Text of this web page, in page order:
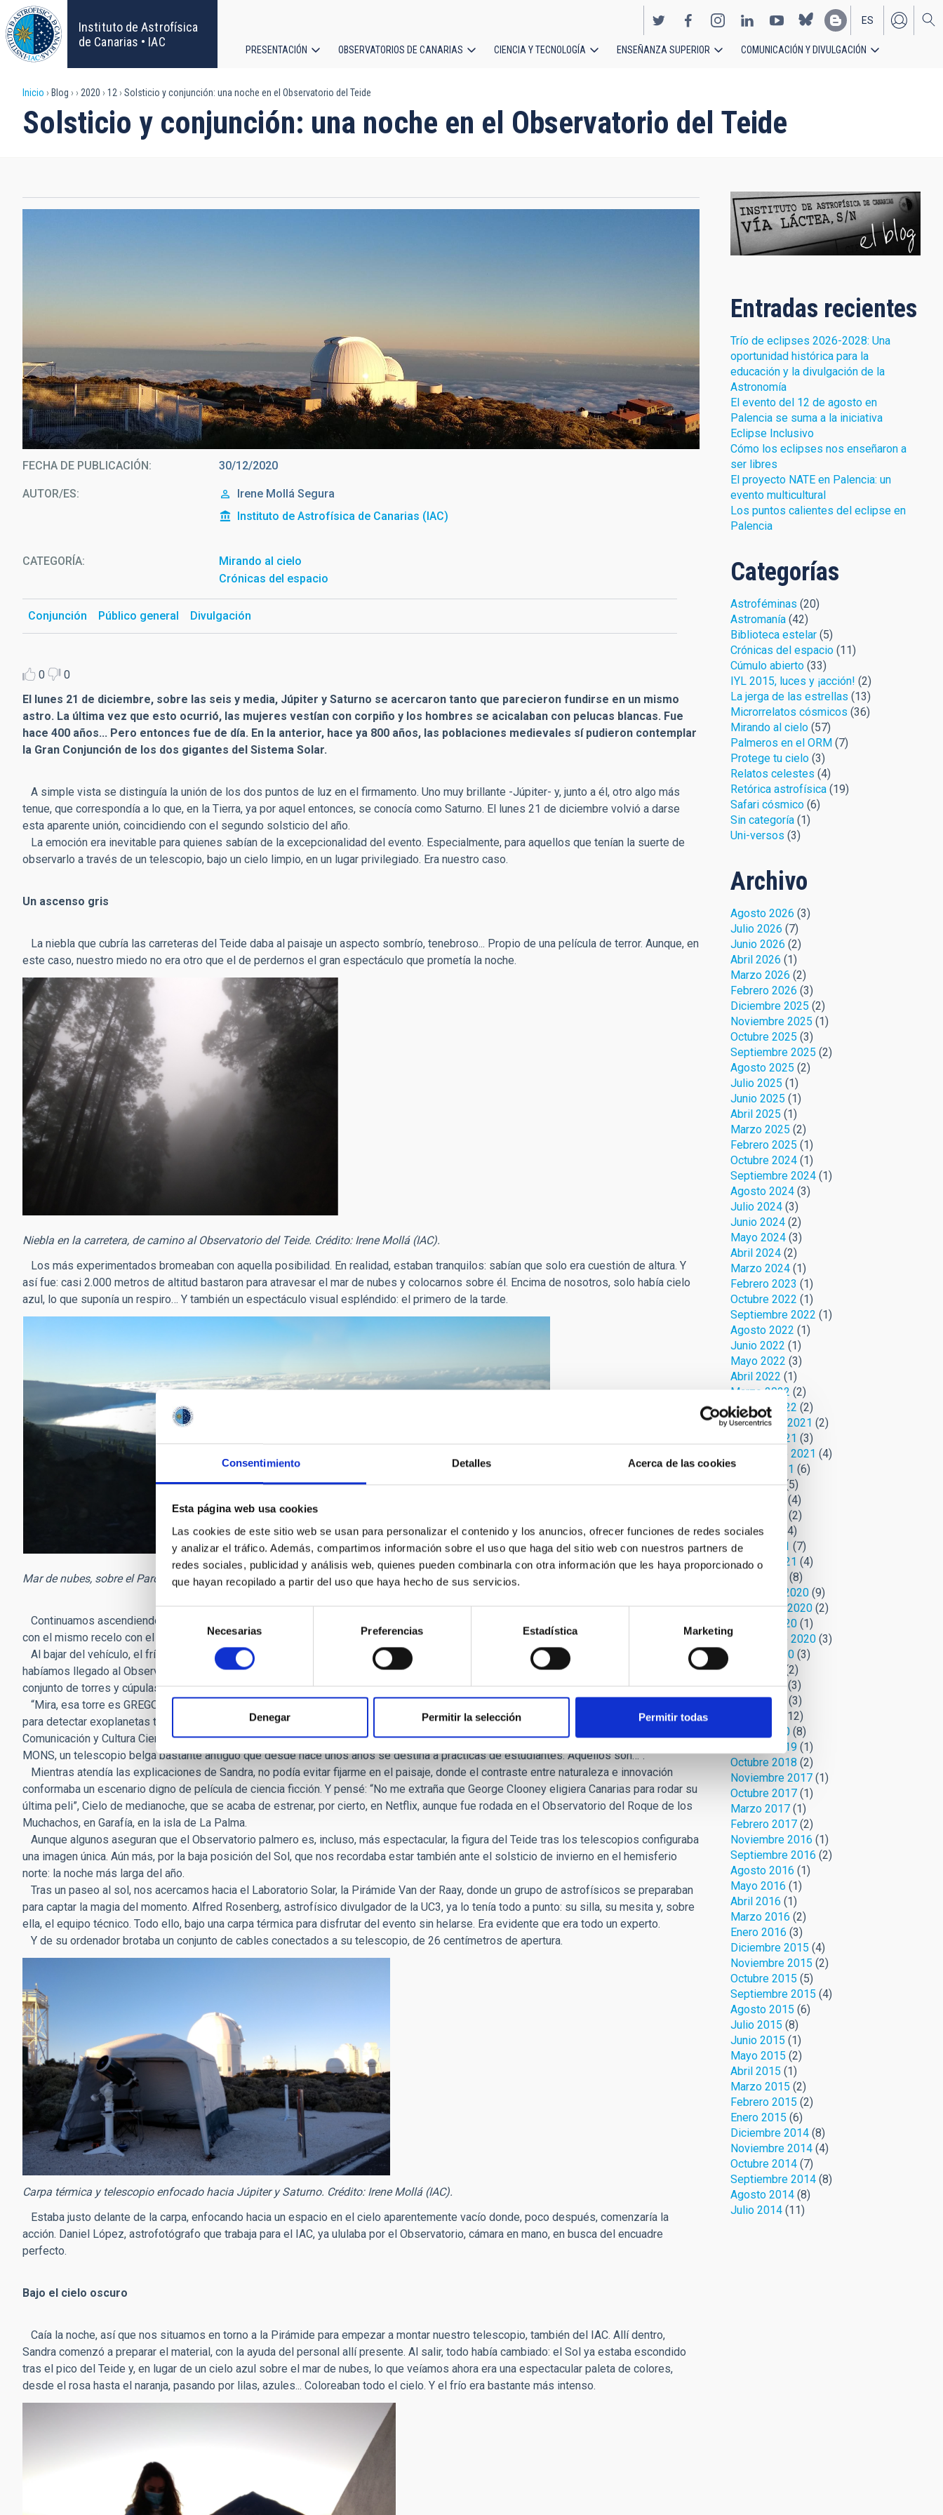
Consentimiento Detalles Acerca de las cookies
Esta página web usa cookies
Las cookies de este sitio web se usan para personalizar el contenido y los anuncios, ofrecer funciones de redes sociales
y analizar el tráfico. Además, compartimos información sobre el uso que haga del sitio web con nuestros partners de
redes sociales, publicidad y análisis web, quienes pueden combinarla con otra información que les haya proporcionado o
que hayan recopilado a partir del uso que haya hecho de sus servicios.
consentimiento
Necesarias Preferencias Estadística Marketing
Denegar Permitir la selección Permitir todas
Pasar
al
contenido
principal
Instituto de Astrofísica
de Canarias • IAC
EN
ES
principal
PRESENTACIÓN OBSERVATORIOS DE CANARIAS CIENCIA Y TECNOLOGÍA ENSEÑANZA SUPERIOR COMUNICACIÓN Y DIVULGACIÓN
Sobrescribir
enlaces
ayuda
Inicio Blog 2020 12 Solsticio y conjunción: una noche en el Observatorio del Teide
Solsticio y conjunción: una noche en el Observatorio del Teide
El telescopio ARTEMIS, en primer plano, y el telescopio IAC-80, al fondo, en el Observatorio del Teide (Tenerife). Crédito: Irene Mollá (IAC).
FECHA DE PUBLICACIÓN 30/12/2020
AUTOR/ES
Irene Mollá Segura
Instituto de Astrofísica de Canarias (IAC)
CATEGORÍA
Mirando al cielo
Crónicas del espacio
Conjunción Público general Divulgación
0
0
El lunes 21 de diciembre, sobre las seis y media, Júpiter y Saturno se acercaron tanto que parecieron fundirse en un mismo
astro. La última vez que esto ocurrió, las mujeres vestían con corpiño y los hombres se acicalaban con pelucas blancas. Fue
hace 400 años... Pero entonces fue de día. En la anterior, hace ya 800 años, las poblaciones medievales sí pudieron contemplar
la Gran Conjunción de los dos gigantes del Sistema Solar.
A simple vista se distinguía la unión de los dos puntos de luz en el firmamento. Uno muy brillante -Júpiter- y, junto a él, otro algo más
tenue, que correspondía a lo que, en la Tierra, ya por aquel entonces, se conocía como Saturno. El lunes 21 de diciembre volvió a darse
esta aparente unión, coincidiendo con el segundo solsticio del año.
La emoción era inevitable para quienes sabían de la excepcionalidad del evento. Especialmente, para aquellos que tenían la suerte de
observarlo a través de un telescopio, bajo un cielo limpio, en un lugar privilegiado. Era nuestro caso.
Un ascenso gris
La niebla que cubría las carreteras del Teide daba al paisaje un aspecto sombrío, tenebroso... Propio de una película de terror. Aunque, en
este caso, nuestro miedo no era otro que el de perdernos el gran espectáculo que prometía la noche.
Niebla en la carretera, de camino al Observatorio del Teide. Crédito: Irene Mollá (IAC).
Los más experimentados bromeaban con aquella posibilidad. En realidad, estaban tranquilos: sabían que solo era cuestión de altura. Y
así fue: casi 2.000 metros de altitud bastaron para atravesar el mar de nubes y colocarnos sobre él. Encima de nosotros, solo había cielo
azul, lo que suponía un respiro… Y también un espectáculo visual espléndido: el primero de la tarde.
Mar de nubes, sobre el Parque Nacional de las Cañadas del Teide. Crédito: Irene Mollá (IAC).
Continuamos ascendiendo. A medida que subíamos, las temperaturas bajaban de grado en grado, algo que veía en la pantalla del coche,
con el mismo recelo con el que se mira cómo sube poco a poco el contador del taxi. En este caso, en sentido descendente.
Al bajar del vehículo, el frío golpeó mis mejillas con más fuerza de lo esperado. Ese frío, junto con un ligero mareo, nos indicaba que
habíamos llegado al Observatorio del Teide. El paisaje lo corroboraba: una gran extensión de terreno pedregoso en el que se alzaba un
conjunto de torres y cúpulas blancas, que parecían brotar de la propia tierra.
“Mira, esa torre es GREGOR, un telescopio alemán para Física Solar; aquel es Themis, también solar; y ese es Artemis, que se utiliza
para detectar exoplanetas transitando estrellas cercanas”, explicaba Sandra Benítez, astrofísica divulgadora de la Unidad de
Comunicación y Cultura Científica (UC3) del Instituto de Astrofísica de Canarias (IAC) y, aquella noche, compañera de excursión. “Este es el
MONS, un telescopio belga bastante antiguo que desde hace unos años se destina a prácticas de estudiantes. Aquellos son…”.
Mientras atendía las explicaciones de Sandra, no podía evitar fijarme en el paisaje, donde el contraste entre naturaleza e innovación
conformaba un escenario digno de película de ciencia ficción. Y pensé: “No me extraña que George Clooney eligiera Canarias para rodar su
última peli”, Cielo de medianoche, que se acaba de estrenar, por cierto, en Netflix, aunque fue rodada en el Observatorio del Roque de los
Muchachos, en Garafía, en la isla de La Palma.
Aunque algunos aseguran que el Observatorio palmero es, incluso, más espectacular, la figura del Teide tras los telescopios configuraba
una imagen única. Aún más, por la baja posición del Sol, que nos recordaba estar también ante el solsticio de invierno en el hemisferio
norte: la noche más larga del año.
Tras un paseo al sol, nos acercamos hacia el Laboratorio Solar, la Pirámide Van der Raay, donde un grupo de astrofísicos se preparaban
para captar la magia del momento. Alfred Rosenberg, astrofísico divulgador de la UC3, ya lo tenía todo a punto: su silla, su mesita y, sobre
ella, el equipo técnico. Todo ello, bajo una carpa térmica para disfrutar del evento sin helarse. Era evidente que era todo un experto.
Y de su ordenador brotaba un conjunto de cables conectados a su telescopio, de 26 centímetros de apertura.
Carpa térmica y telescopio enfocado hacia Júpiter y Saturno. Crédito: Irene Mollá (IAC).
Estaba justo delante de la carpa, enfocando hacia un espacio en el cielo aparentemente vacío donde, poco después, comenzaría la
acción. Daniel López, astrofotógrafo que trabaja para el IAC, ya ululaba por el Observatorio, cámara en mano, en busca del encuadre
perfecto.
Bajo el cielo oscuro
Caía la noche, así que nos situamos en torno a la Pirámide para empezar a montar nuestro telescopio, también del IAC. Allí dentro,
Sandra comenzó a preparar el material, con la ayuda del personal allí presente. Al salir, todo había cambiado: el Sol ya estaba escondido
tras el pico del Teide y, en lugar de un cielo azul sobre el mar de nubes, lo que veíamos ahora era una espectacular paleta de colores,
desde el rosa hasta el naranja, pasando por lilas, azules... Coloreaban todo el cielo. Y el frío era bastante más intenso.
Entradas recientes
Trío de eclipses 2026-2028: Una
oportunidad histórica para la
educación y la divulgación de la
Astronomía
El evento del 12 de agosto en
Palencia se suma a la iniciativa
Eclipse Inclusivo
Cómo los eclipses nos enseñaron a
ser libres
El proyecto NATE en Palencia: un
evento multicultural
Los puntos calientes del eclipse en
Palencia
Categorías
Astroféminas (20)
Astromanía(42)
Biblioteca estelar(5)
Crónicas del espacio(11)
Cúmulo abierto(33)
IYL 2015, luces y ¡acción! (2)
La jerga de las estrellas (13)
Microrrelatos cósmicos (36)
Mirando al cielo(57)
Palmeros en el ORM(7)
Protege tu cielo(3)
Relatos celestes (4)
Retórica astrofísica(19)
Safari cósmico(6)
Sin categoría(1)
Uni-versos (3)
Archivo
Agosto 2026 (3)
Julio 2026 (7)
Junio 2026 (2)
Abril 2026 (1)
Marzo 2026 (2)
Febrero 2026 (3)
Diciembre 2025 (2)
Noviembre 2025 (1)
Octubre 2025 (3)
Septiembre 2025 (2)
Agosto 2025 (2)
Julio 2025 (1)
Junio 2025 (1)
Abril 2025 (1)
Marzo 2025 (2)
Febrero 2025 (1)
Octubre 2024(1)
Septiembre 2024(1)
Agosto 2024(3)
Julio 2024(3)
Junio 2024(2)
Mayo 2024(3)
Abril 2024(2)
Marzo 2024(1)
Febrero 2023 (1)
Octubre 2022 (1)
Septiembre 2022 (1)
Agosto 2022 (1)
Junio 2022 (1)
Mayo 2022 (3)
Abril 2022 (1)
Marzo 2022 (2)
Febrero 2022 (2)
Noviembre 2021 (2)
Octubre 2021 (3)
Septiembre 2021 (4)
Agosto 2021 (6)
Julio 2021(5)
(4)
(2)
Abril 2021
(4)
Marzo 2021 (7)
Febrero 2021 (4)
(8)
Diciembre 2020(9)
Noviembre 2020(2)
Octubre 2020(1)
Septiembre 2020(3)
Agosto 2020(3)
(2)
Junio 2020(3)
Mayo 2020
(3)
(12)
Marzo 2020(8)
Febrero 2019(1)
Octubre 2018 (2)
Noviembre 2017(1)
Octubre 2017(1)
Marzo 2017(1)
Febrero 2017(2)
Noviembre 2016 (1)
Septiembre 2016 (2)
Agosto 2016 (1)
Mayo 2016 (1)
Abril 2016 (1)
Marzo 2016 (2)
Enero 2016 (3)
Diciembre 2015 (4)
Noviembre 2015 (2)
Octubre 2015 (5)
Septiembre 2015 (4)
Agosto 2015 (6)
Julio 2015 (8)
Junio 2015 (1)
Mayo 2015 (2)
Abril 2015 (1)
Marzo 2015 (2)
Febrero 2015 (2)
Enero 2015 (6)
Diciembre 2014(8)
Noviembre 2014(4)
Octubre 2014(7)
Septiembre 2014(8)
Agosto 2014(8)
Julio 2014(11)